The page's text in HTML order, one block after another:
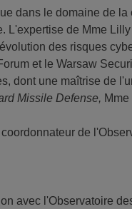
dans le domaine de
L'expertise de Mme
des risques
et le Warsaw
dont une maîtrise de
Missile Defense,
de
avec l'Observatoire